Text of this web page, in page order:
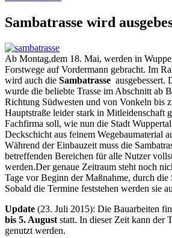
Sambatrasse wird
Ab Montag,dem 18. Mai, werden in
Forstwege auf Vordermann gebracht. Im
wird auch die Sambatrasse ausgebessert.
wurde die beliebte Trasse im Abschnitt ab
Richtung Südwesten und von Vonkeln bis
Hauptstraße leider stark in Mitleidenschaft
Fachfirma soll, wie nun die Stadt
Deckschicht aus feinem Wegebaumaterial
Während der Einbauzeit muss die
betreffenden Bereichen für alle Nutzer
werden.Der genaue Zeitraum steht noch
Tage vor Beginn der Maßnahme, durch die
Sobald die Termine feststehen werden sie
Update (23. Juli 2015): Die Bauarbeiten
bis 5. August statt. In dieser Zeit kann der
genutzt werden.